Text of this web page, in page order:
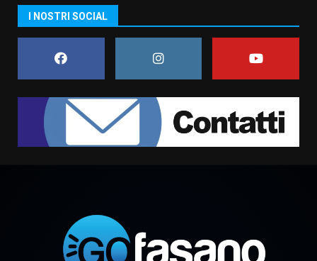
assoluta de “L’Albergo
Belvedere. Il rapimento”
6 Agosto 2026 06:15
1
Rivoluzione”: nuovo
appuntamento con “Fasano in
Banda”
campionato di calcio”
7 Agosto 2026 06:00
I NOSTRI SOCIAL